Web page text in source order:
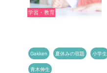
学習・教育
Gakken 夏休みの宿題 小学生
青木伸生